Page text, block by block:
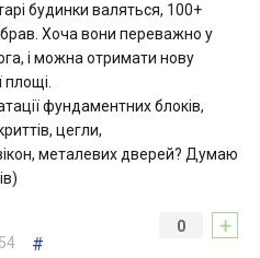
будинки валяться, 100+
брав. Хоча вони переважно у
і можна отримати нову
площі.
фундаментних блоків,
цегли,
металевих дверей? Думаю
+
0
#